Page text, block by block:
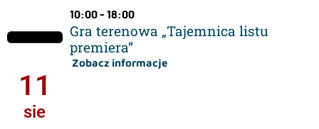
11
sie
10:00 - 18:00
Gra terenowa „Tajemnica listu
premiera”
Zobacz informacje